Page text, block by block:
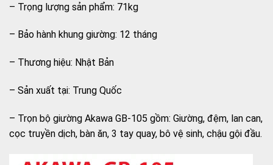
– Trọng lượng sản phẩm: 71kg
– Bảo hành khung giường: 12 tháng
– Thương hiệu: Nhật Bản
– Sản xuất tại: Trung Quốc
– Trọn bộ giường Akawa GB-105 gồm: Giường, đệm, lan can,
cọc truyền dịch, bàn ăn, 3 tay quay, bô vệ sinh, chậu gội đầu.